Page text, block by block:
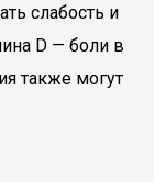
слабость и
D — боли в
также могут